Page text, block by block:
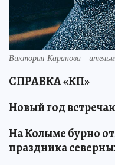
Виктория Каранова -
СПРАВКА «КП»
Новый год
На Колыме бурно
праздника